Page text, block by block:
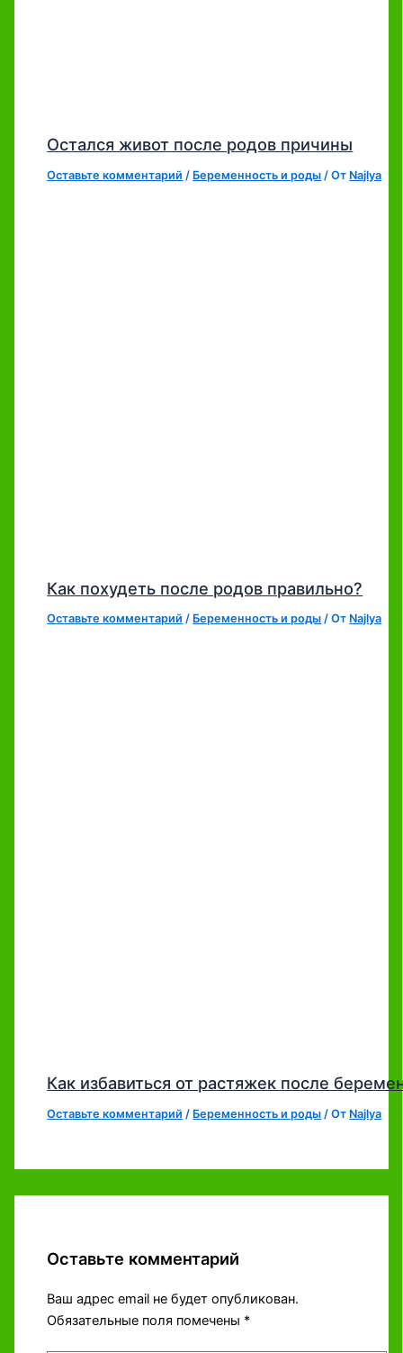
Остался живот после родов причины
Оставьте комментарий / Беременность и роды / От Najlya
Как похудеть после родов правильно?
Оставьте комментарий / Беременность и роды / От Najlya
Как избавиться от растяжек после
Оставьте комментарий / Беременность и роды / От Najlya
Оставьте комментарий
Ваш адрес email не будет опубликован.
Обязательные поля помечены *